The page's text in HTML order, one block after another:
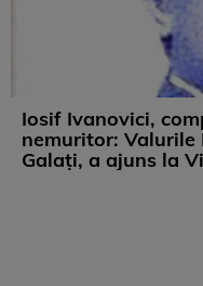
Iosif Ivanovici,
nemuritor: Valurile
Galați, a ajuns la